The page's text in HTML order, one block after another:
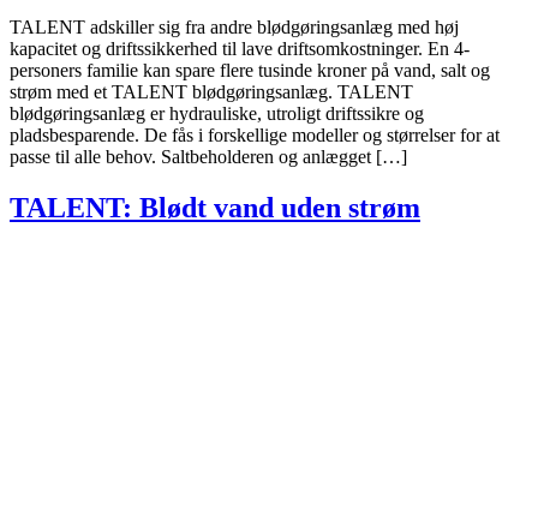
TALENT adskiller sig fra andre blødgøringsanlæg med høj
kapacitet og driftssikkerhed til lave driftsomkostninger. En 4-
personers familie kan spare flere tusinde kroner på vand, salt og
strøm med et TALENT blødgøringsanlæg. TALENT
blødgøringsanlæg er hydrauliske, utroligt driftssikre og
pladsbesparende. De fås i forskellige modeller og størrelser for at
passe til alle behov. Saltbeholderen og anlægget […]
TALENT: Blødt vand uden strøm